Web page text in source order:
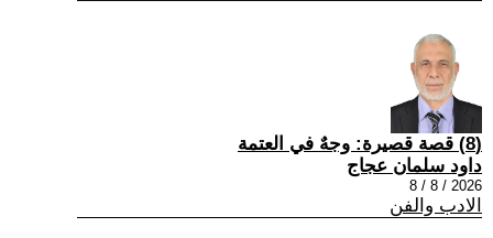
(8) قصة قصيرة: وجهٌ في العتمة
داود سلمان عجاج
2026 / 8 / 8
الادب والفن